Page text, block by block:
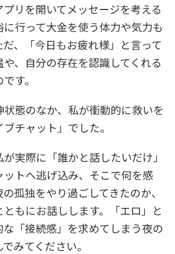
リを開いてメッセージを考える
行って大金を使う体力や気力も
、「今日もお疲れ様」と言って
、自分の存在を認識してくれる
す。
態のなか、私が衝動的に救いを
チャット」でした。
実際に「誰かと話したいだけ」
トへ逃げ込み、そこで何を感
孤独をやり過ごしてきたのか、
もにお話しします。「エロ」と
「接続感」を求めてしまう夜の
みてください。